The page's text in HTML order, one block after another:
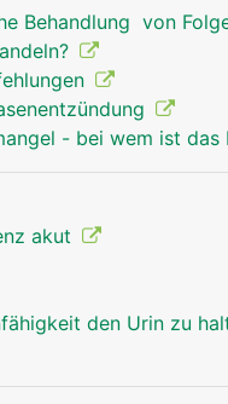
Behandlung von
- bei wem ist das
akut
den Urin zu